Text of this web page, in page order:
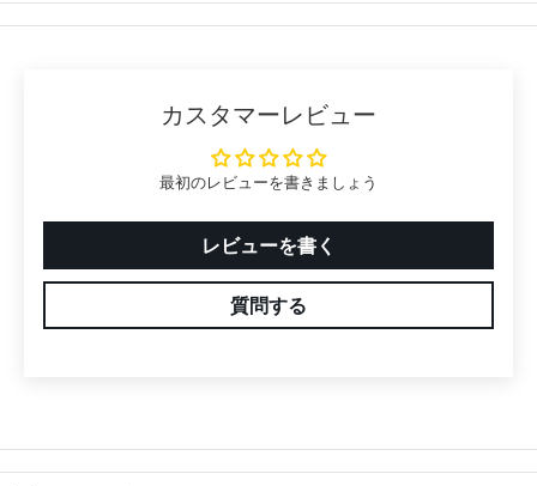
カスタマーレビュー
最初のレビューを書きましょう
レビューを書く
質問する